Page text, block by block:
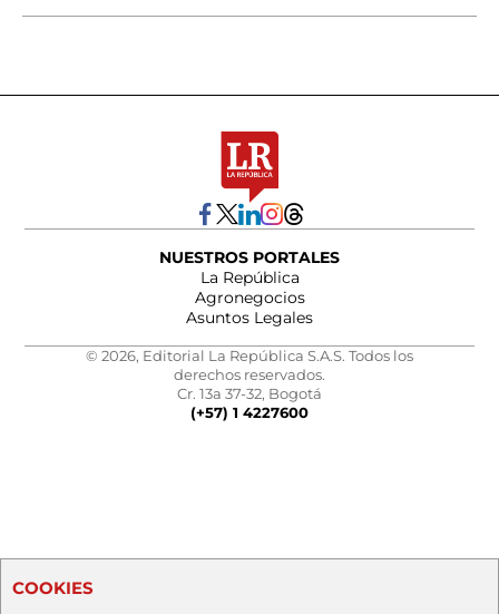
NUESTROS PORTALES
La República
Agronegocios
Asuntos Legales
© 2026, Editorial La República S.A.S. Todos los
derechos reservados.
Cr. 13a 37-32, Bogotá
(+57) 1 4227600
COOKIES